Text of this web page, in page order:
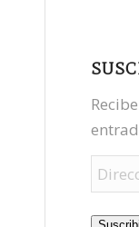
de
email